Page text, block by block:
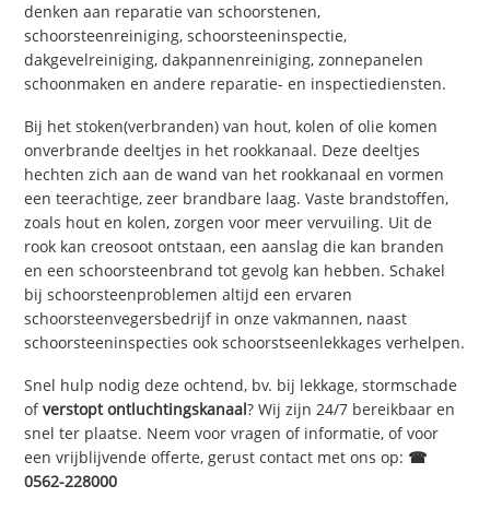
denken aan reparatie van schoorstenen,
schoorsteenreiniging, schoorsteeninspectie,
dakgevelreiniging, dakpannenreiniging, zonnepanelen
schoonmaken en andere reparatie- en inspectiediensten.
Bij het stoken(verbranden) van hout, kolen of olie komen
onverbrande deeltjes in het rookkanaal. Deze deeltjes
hechten zich aan de wand van het rookkanaal en vormen
een teerachtige, zeer brandbare laag. Vaste brandstoffen,
zoals hout en kolen, zorgen voor meer vervuiling. Uit de
rook kan creosoot ontstaan, een aanslag die kan branden
en een schoorsteenbrand tot gevolg kan hebben. Schakel
bij schoorsteenproblemen altijd een ervaren
schoorsteenvegersbedrijf in onze vakmannen, naast
schoorsteeninspecties ook schoorstseenlekkages verhelpen.
Snel hulp nodig deze ochtend, bv. bij lekkage, stormschade
ofverstopt ontluchtingskanaal? Wij zijn 24/7 bereikbaar en
snel ter plaatse. Neem voor vragen of informatie, of voor
een vrijblijvende offerte, gerust contact met ons op: ☎
0562-228000